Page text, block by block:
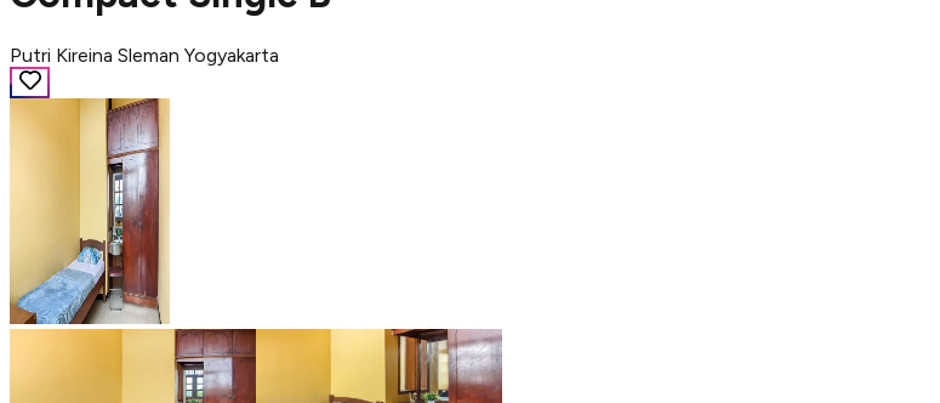
Putri Kireina Sleman Yogyakarta